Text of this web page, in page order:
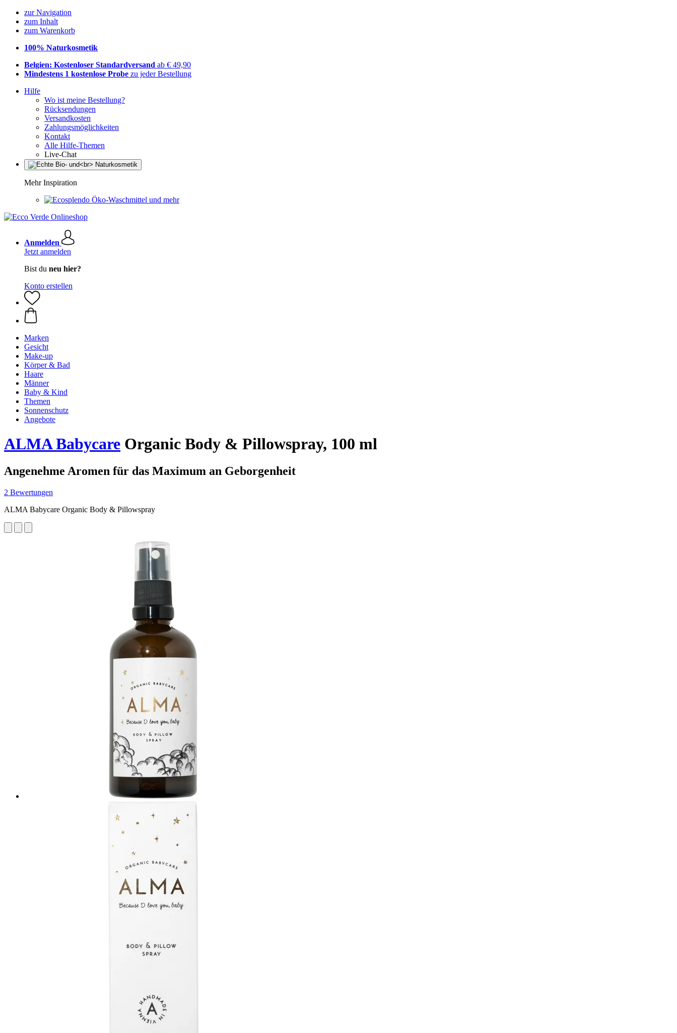
zur Navigation
zum Inhalt
zum Warenkorb
100% Naturkosmetik
Belgien: Kostenloser Standardversand ab € 49,90
Mindestens 1 kostenlose Probe zu jeder Bestellung
Hilfe
Wo ist meine Bestellung?
Rücksendungen
Versandkosten
Zahlungsmöglichkeiten
Kontakt
Alle Hilfe-Themen
Live-Chat
Mehr Inspiration
Öko-Waschmittel und mehr
Anmelden
Jetzt anmelden
Bist du neu hier?
Konto erstellen
Marken
Gesicht
Make-up
Körper & Bad
Haare
Männer
Baby & Kind
Themen
Sonnenschutz
Angebote
ALMA Babycare Organic Body & Pillowspray, 100 ml
Angenehme Aromen für das Maximum an Geborgenheit
2 Bewertungen
ALMA Babycare Organic Body & Pillowspray